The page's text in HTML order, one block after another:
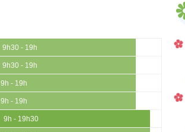
9h30 - 19h
9h30 - 19h
9h - 19h
9h - 19h
9h - 19h30